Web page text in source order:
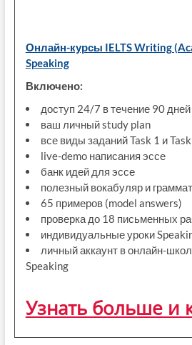
Онлайн-курсы IELTS Writing
Speaking
Включено:
доступ 24/7 в течение 90 дней
ваш личный study plan
все виды заданий Task 1 и
live-demo написания эссе
банк идей для эссе
полезный вокабуляр и
65 примеров (model answers)
проверка до 18 письменных
индивидуальные уроки
личный аккаунт в онлайн-
Speaking
Узнать больше и